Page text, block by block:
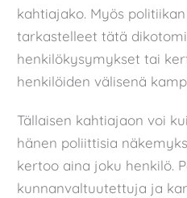
kahtiajako. Myös
tarkastelleet tätä
henkilökysymykset tai
henkilöiden välisenä
Tällaisen kahtiajaon voi
hänen poliittisia
kertoo aina joku henkilö.
kunnanvaltuutettuja ja